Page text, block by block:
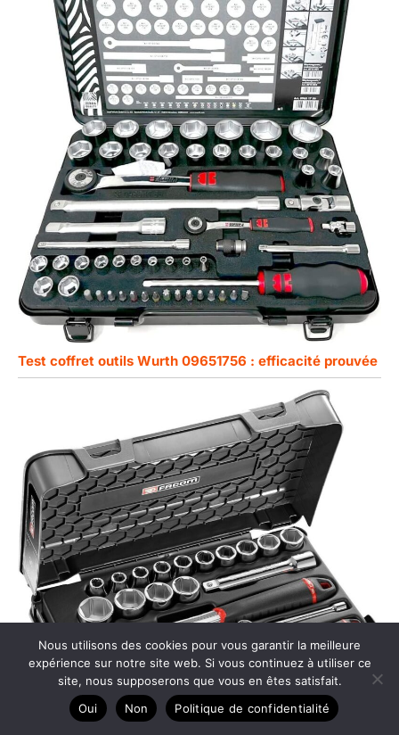
Test coffret outils Wurth 09651756 : efficacité prouvée
Nous utilisons des cookies pour vous garantir la meilleure
expérience sur notre site web. Si vous continuez à utiliser ce
site, nous supposerons que vous en êtes satisfait.
Oui
Non Politique de confidentialité